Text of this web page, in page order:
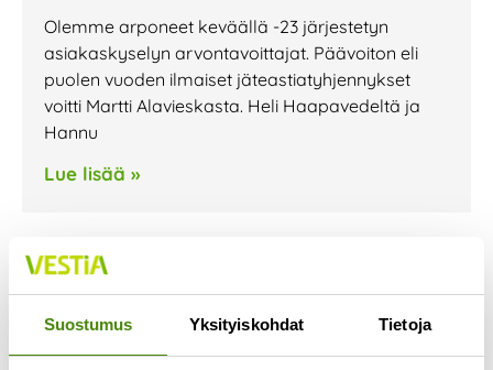
Suostumus Yksityiskohdat Tietoja
Olemme arponeet keväällä -23 järjestetyn
asiakaskyselyn arvontavoittajat. Päävoiton eli
puolen vuoden ilmaiset jäteastiatyhjennykset
voitti Martti Alavieskasta. Heli Haapavedeltä ja
Hannu
Lue lisää »